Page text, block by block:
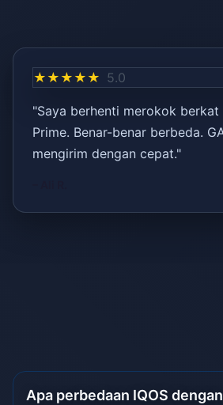
★★★★★ 5.0
"Saya berhenti merokok berkat
Prime. Benar-benar berbeda.
mengirim dengan cepat."
Apa perbedaan IQOS